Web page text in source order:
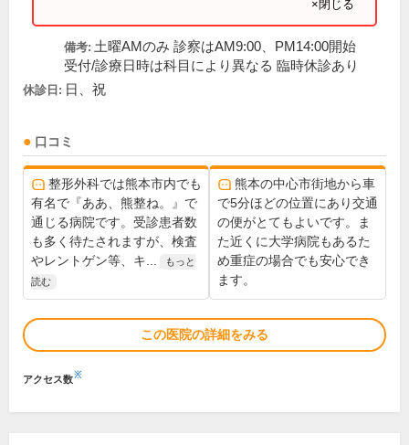
×閉じる
備考: 土曜AMのみ 診察はAM9:00、PM14:00開始
受付/診療日時は科目により異なる 臨時休診あり
休診日: 日、祝
口コミ
整形外科では熊本市内でも
有名で『ああ、熊整ね。』で
通じる病院です。受診患者数
も多く待たされますが、検査
やレントゲン等、キ...
もっと
読む
熊本の中心市街地から車
で5分ほどの位置にあり交通
の便がとてもよいです。ま
た近くに大学病院もあるた
め重症の場合でも安心でき
ます。
この医院の詳細をみる
アクセス数※